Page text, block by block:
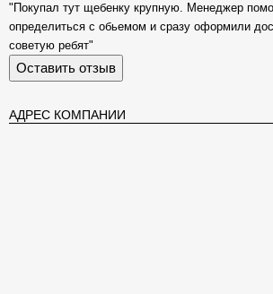
"Покупал тут щебенку крупную. Менеджер
определиться с обьемом и сразу оформили
советую ребят"
Оставить отзыв
АДРЕС КОМПАНИИ